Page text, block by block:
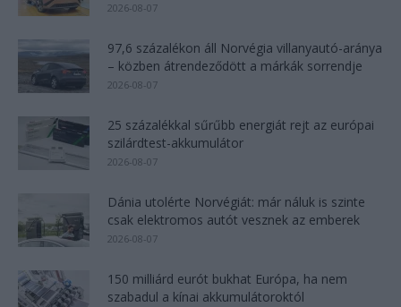
2026-08-07
97,6 százalékon áll Norvégia villanyautó-aránya
– közben átrendeződött a márkák sorrendje
2026-08-07
25 százalékkal sűrűbb energiát rejt az európai
szilárdtest-akkumulátor
2026-08-07
Dánia utolérte Norvégiát: már náluk is szinte
csak elektromos autót vesznek az emberek
2026-08-07
150 milliárd eurót bukhat Európa, ha nem
szabadul a kínai akkumulátoroktól